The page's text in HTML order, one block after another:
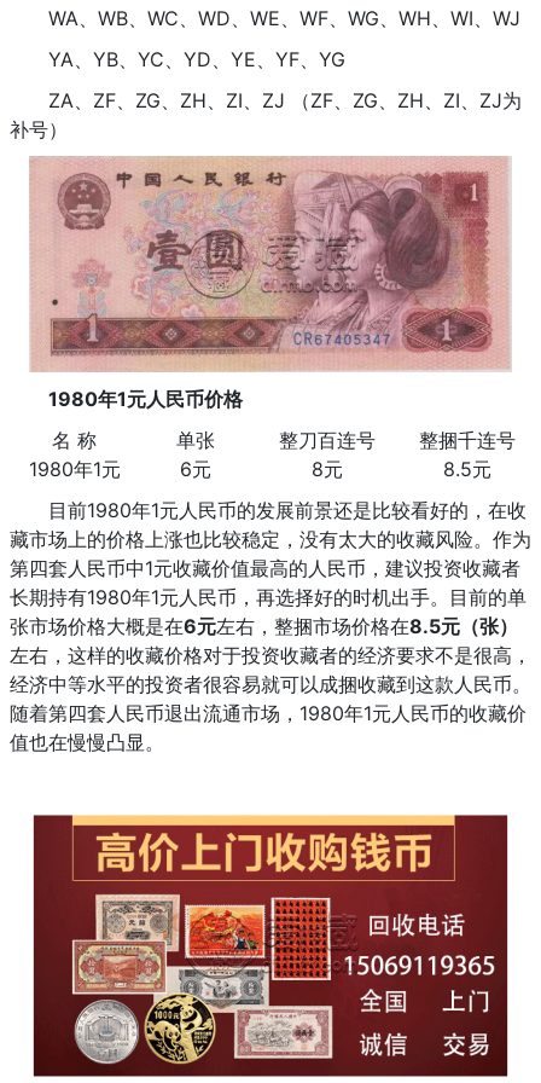
WA、WB、WC、WD、WE、WF、WG、WH、WI、WJ
YA、YB、YC、YD、YE、YF、YG
ZA、ZF、ZG、ZH、ZI、ZJ （ZF、ZG、ZH、ZI、ZJ为
补号）
1980年1元人民币价格
名 称
单张 整刀百连号
整捆千连号
1980年1元
6元 8元
8.5元
目前1980年1元人民币的发展前景还是比较看好的，在收
藏市场上的价格上涨也比较稳定，没有太大的收藏风险。作为
第四套人民币中1元收藏价值最高的人民币，建议投资收藏者
长期持有1980年1元人民币，再选择好的时机出手。目前的单
张市场价格大概是在6元左右，整捆市场价格在8.5元（张）
左右，这样的收藏价格对于投资收藏者的经济要求不是很高，
经济中等水平的投资者很容易就可以成捆收藏到这款人民币。
随着第四套人民币退出流通市场，1980年1元人民币的收藏价
值也在慢慢凸显。